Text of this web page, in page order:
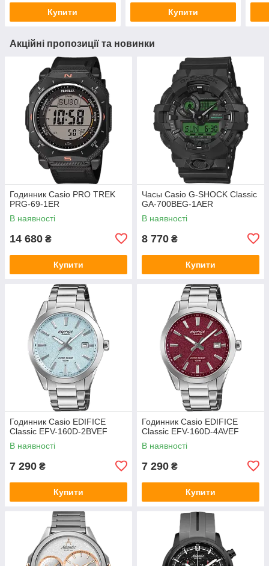
Купити Купити
Акційні пропозиції та новинки
Годинник Casio PRO TREK
PRG-69-1ER
В наявності
14 680 ₴
Купити
Часы Casio G-SHOCK Classic
GA-700BEG-1AER
В наявності
8 770 ₴
Купити
Годинник Casio EDIFICE
Classic EFV-160D-2BVEF
В наявності
7 290 ₴
Купити
Годинник Casio EDIFICE
Classic EFV-160D-4AVEF
В наявності
7 290 ₴
Купити